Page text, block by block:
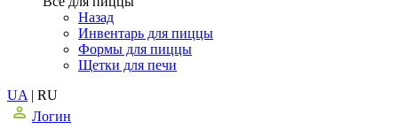
Назад
Инвентарь для пиццы
Формы для пиццы
Щетки для печи
UA | RU
Логин